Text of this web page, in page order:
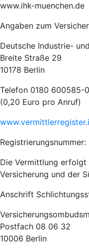
www.ihk-muenchen.de
Angaben zum
Deutsche Industrie-
Breite Straße 29
10178 Berlin
Telefon 0180 600585-0
(0,20 Euro pro Anruf)
Die Vermittlung
Versicherung und der
Anschrift
Postfach 08 06 32
10006 Berlin